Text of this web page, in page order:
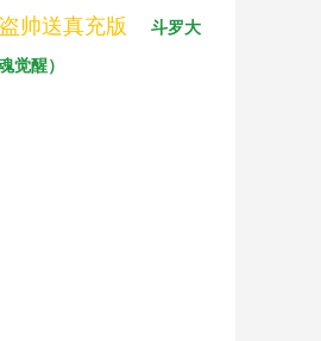
帅送真充版
斗罗大
觉醒）